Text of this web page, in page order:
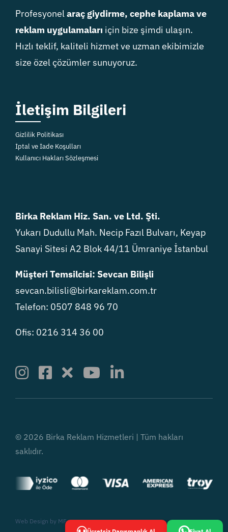
Profesyonelaraç giydirme, cephe kaplama ve
reklam uygulamaları için bize şimdi ulaşın.
Hızlı teklif, kaliteli hizmet ve uzman ekibimizle
size özel çözümler sunuyoruz.
İletişim Bilgileri
Gizlilik Politikası
İptal ve İade Koşulları
Kullanıcı Hakları Sözleşmesi
Birka Reklam Hiz. San. ve Ltd. Şti.
Yukarı Dudullu Mah. Necip Fazıl Bulvarı, Keyap
Sanayi Sitesi A2 Blok 44/11 Ümraniye İstanbul
Müşteri Temsilcisi: Sevcan Bilişli
sevcan.bilisli@birkareklam.com.tr
Telefon: 0507 848 96 70
Ofis: 0216 314 36 00
© 2026 Birka Reklam Hizmetleri | Tüm hakları
saklıdır.
Web Design by MF